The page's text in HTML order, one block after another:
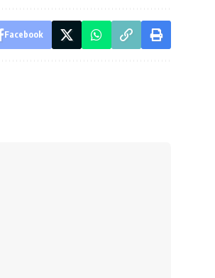
Facebook